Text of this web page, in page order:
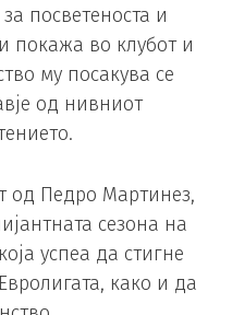
посветеноста и
покажа во клубот и
му посакува се
од нивниот
од Педро Мартинез,
сезона на
успеа да стигне
како и да